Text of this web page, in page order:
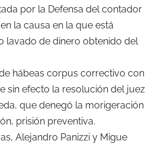
por la Defensa del contador
la causa en la que está
lavado de dinero obtenido del
hábeas corpus correctivo con
sin efecto la resolución del juez
que denegó la morigeración
prisión preventiva.
Alejandro Panizzi y Migue